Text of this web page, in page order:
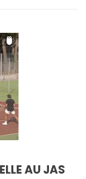
AU JAS